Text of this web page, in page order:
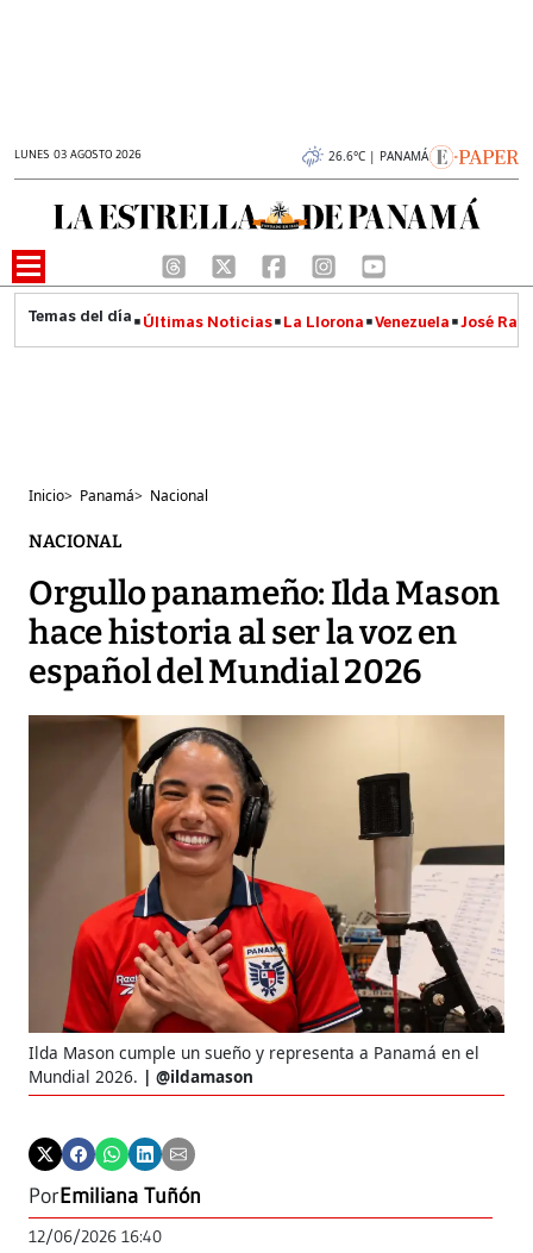
LUNES 03 AGOSTO 2026 26.6°C | PANAMÁ
Últimas Noticias La Llorona Venezuela José
Inicio> Panamá> Nacional
NACIONAL
Orgullo panameño: Ilda Mason
hace historia al ser la voz en
español del Mundial 2026
Ilda Mason cumple un sueño y representa a Panamá en el
Mundial 2026.
@ildamason
PorEmiliana Tuñón
12/06/2026 16:40